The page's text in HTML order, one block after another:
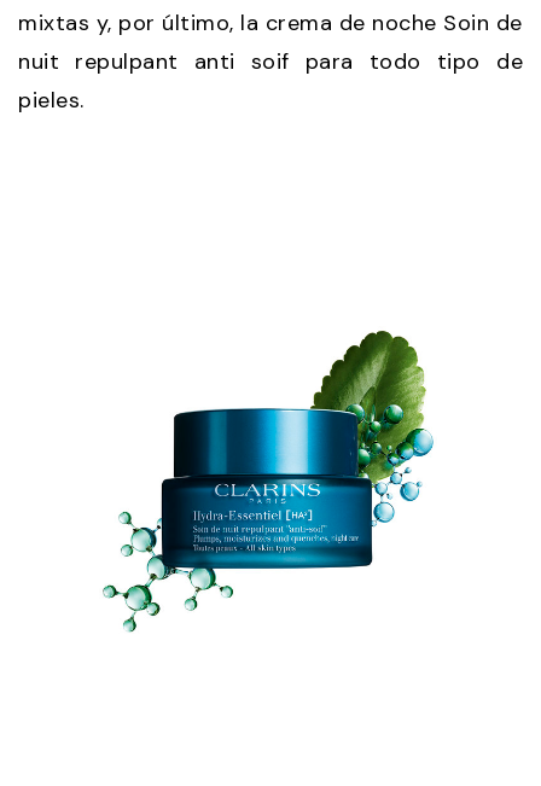
mixtas y, por último, la crema de noche Soin de
nuit repulpant anti soif para todo tipo de
pieles.